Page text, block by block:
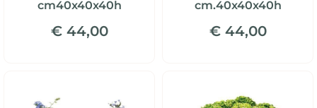
cm40x40x40h
€ 44,00
cm.40x40x40h
€ 44,00